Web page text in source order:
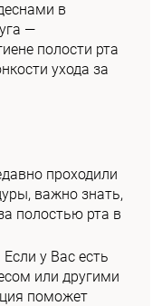
в
—
полости рта
ухода за
проходили
важно знать,
полостью рта в
Если у Вас есть
или другими
поможет